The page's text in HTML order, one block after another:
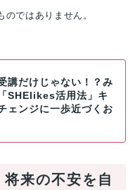
ではありません。
講だけじゃない！？み
SHElikes活用法」キ
ェンジに一歩近づくお
来の不安を自